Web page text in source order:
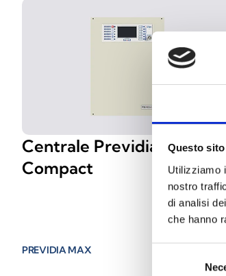
Questo
Utilizziamo
nostro
di analisi
che hanno
Centrale Previdia
Compact
PREVIDIA MAX